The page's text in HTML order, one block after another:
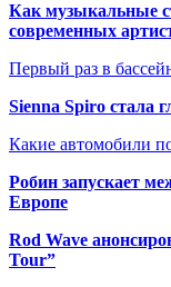
Как музыкальные
современных
Первый раз в
Sienna Spiro стала
Какие автомобили
Робин запускает
Европе
Rod Wave
Tour”